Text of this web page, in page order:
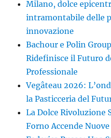
Milano, dolce
intramontabile delle
innovazione
Bachour e Polin
Ridefinisce il Futuro
Professionale
Vegâteau 2026:
la Pasticceria del
La Dolce Rivoluzione
Forno Accende